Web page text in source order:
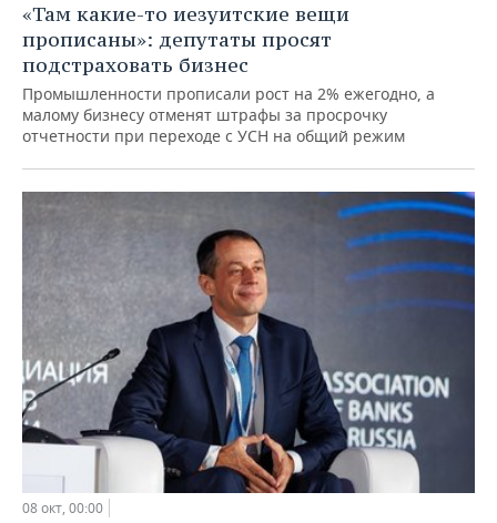
«Там какие-то иезуитские вещи
прописаны»: депутаты просят
подстраховать бизнес
Промышленности прописали рост на 2% ежегодно, а
малому бизнесу отменят штрафы за просрочку
отчетности при переходе с УСН на общий режим
08 окт, 00:00